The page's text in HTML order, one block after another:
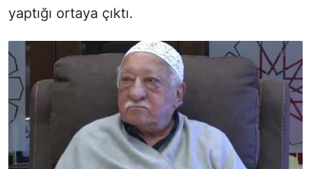
yaptığı ortaya çıktı.